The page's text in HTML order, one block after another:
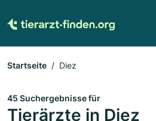
Startseite Diez
45 Suchergebnisse für
Tierärzte in Diez